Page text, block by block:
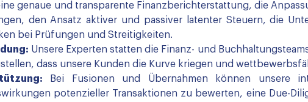
genaue und transparente Finanzberichterstattung, die
den Ansatz aktiver und passiver latenter Steuern, die
bei Prüfungen und Streitigkeiten.
Unsere Experten statten die Finanz- und
dass unsere Kunden die Kurve kriegen und
Bei Fusionen und Übernahmen können unsere
potenzieller Transaktionen zu bewerten, eine Due-